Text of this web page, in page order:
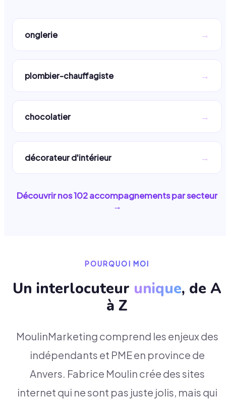
onglerie →
plombier-chauffagiste →
chocolatier →
décorateur d'intérieur →
Découvrir nos102accompagnements par secteur
→
POURQUOI MOI
Un interlocuteur unique, de A
à Z
MoulinMarketing comprend les enjeux des
indépendants et PME en province de
Anvers. Fabrice Moulin crée des sites
internet qui ne sont pas juste jolis, mais qui